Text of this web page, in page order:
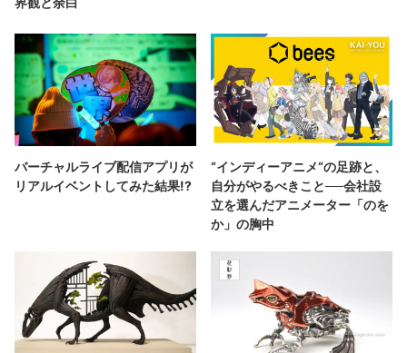
バーチャルライブ配信アプリが
リアルイベントしてみた結果!?
“インディーアニメ“の足跡と、
自分がやるべきこと──会社設
立を選んだアニメーター「のを
か」の胸中